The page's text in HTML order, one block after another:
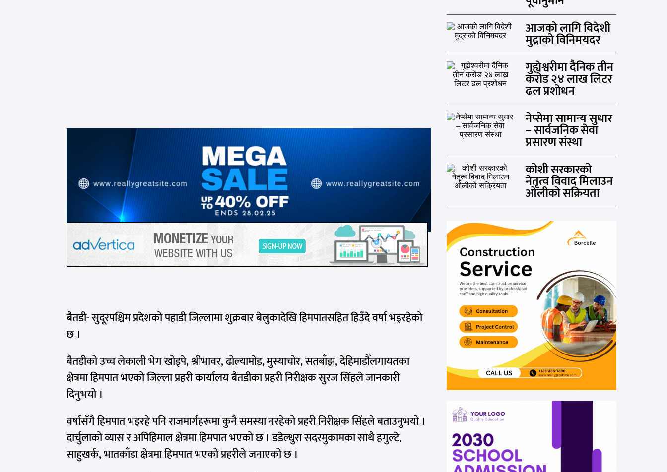
बैतडी- सुदूरपश्चिम प्रदेशको पहाडी जिल्लामा शुक्रबार बेलुकादेखि हिमपातसहित हिउँदे वर्षा भइरहेको
छ ।
बैतडीको उच्च लेकाली भेग खोड्पे, श्रीभावर, ढोल्यामोड, मुस्याचोर, सतबाँझ, देहिमाडौँलगायतका
क्षेत्रमा हिमपात भएको जिल्ला प्रहरी कार्यालय बैतडीका प्रहरी निरीक्षक सुरज सिंहले जानकारी
दिनुभयो ।
वर्षासँगै हिमपात भइरहे पनि राजमार्गहरूमा कुनै समस्या नरहेको प्रहरी निरीक्षक सिंहले बताउनुभयो ।
दार्चुलाको व्यास र अपिहिमाल क्षेत्रमा हिमपात भएको छ । डडेल्धुरा सदरमुकामका साथै हगुल्टे,
साहुखर्क, भातकाँडा क्षेत्रमा हिमपात भएको प्रहरीले जनाएको छ ।
आजको लागि विदेशी
मुद्राको विनिमयदर
गुह्येश्वरीमा दैनिक तीन
करोड २४ लाख लिटर
ढल प्रशोधन
नेप्सेमा सामान्य सुधार
– सार्वजनिक सेवा
प्रसारण संस्था
कोशी सरकारको
नेतृत्व विवाद मिलाउन
ओलीको सक्रियता